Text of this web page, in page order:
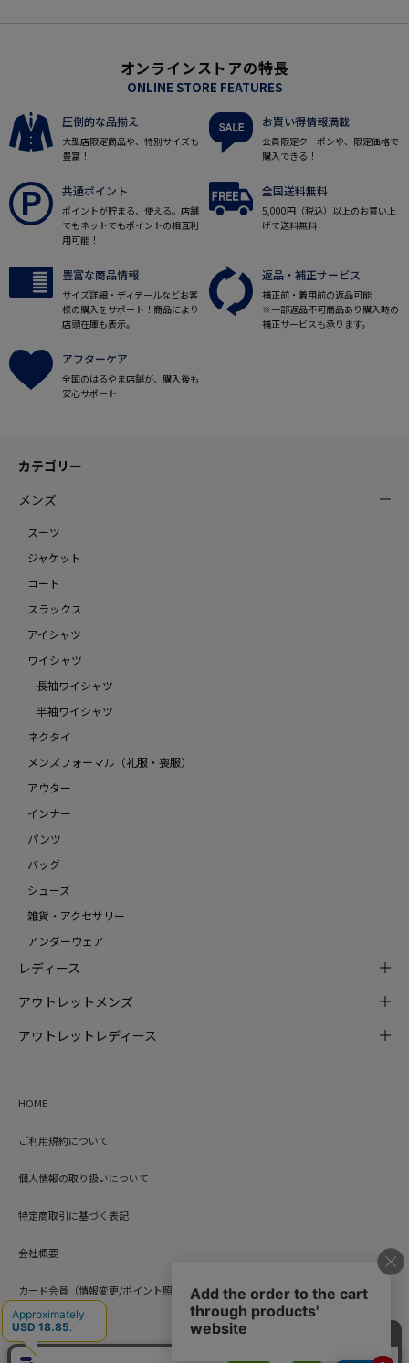
オンラインストアの特長
ONLINE STORE FEATURES
圧倒的な品揃え
大型店限定商品や、特別サイズも
豊富！
お買い得情報満載
会員限定クーポンや、限定価格で
購入できる！
共通ポイント
ポイントが貯まる、使える。店舗
でもネットでもポイントの相互利
用可能！
全国送料無料
5,000円（税込）以上のお買い上
げで送料無料
豊富な商品情報
サイズ詳細・ディテールなどお客
様の購入をサポート！商品により
店頭在庫も表示。
返品・補正サービス
補正前・着用前の返品可能
※一部返品不可商品あり購入時の
補正サービスも承ります。
アフターケア
全国のはるやま店舗が、購入後も
安心サポート
カテゴリー
メンズ
スーツ
ジャケット
コート
スラックス
アイシャツ
ワイシャツ
長袖ワイシャツ
半袖ワイシャツ
ネクタイ
メンズフォーマル（礼服・喪服）
アウター
インナー
パンツ
バッグ
シューズ
雑貨・アクセサリー
アンダーウェア
レディース
アウトレットメンズ
アウトレットレディース
HOME
ご利用規約について
個人情報の取り扱いについて
特定商取引に基づく表記
会社概要
カード会員（情報変更/ポイント照会）
お問い合わせ